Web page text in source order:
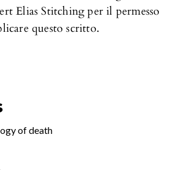
of death
Elias Stitching per il permesso
questo scritto.